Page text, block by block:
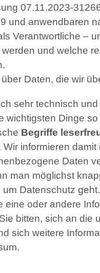
07.11.2023-
und anwendbaren
Verantwortliche –
und welche
Daten, die wir
sehr technisch
Dinge
Begriffe
informieren
Daten
man möglichst
Datenschutz
oder andere
bitten, sich an
sich weitere